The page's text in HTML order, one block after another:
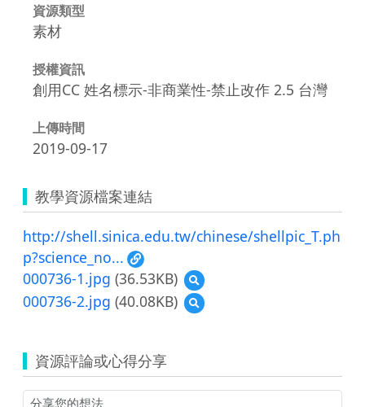
資源類型
素材
授權資訊
創用CC 姓名標示-非商業性-禁止改作 2.5 台灣
上傳時間
2019-09-17
教學資源檔案連結
http://shell.sinica.edu.tw/chinese/shellpic_T.ph
p?science_no...
000736-1.jpg (36.53KB)
預
覽
000736-
000736-2.jpg (40.08KB)
預
覽
資源評論或心得分享